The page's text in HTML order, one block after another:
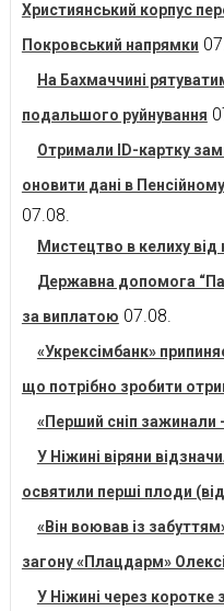
Християнський корпус
Покровський напрямки
На Бахмаччині
подальшого руйнування
Отримали ID-картку
оновити дані в
07.08.
Мистецтво в келиху
Державна допомога
за виплатою 07.08.
«Укрексімбанк»
що потрібно зробити
«Перший сніп зажинали
У Ніжині віряни
освятили перші плоди
«Він воював із
загону «Плацдарм»
У Ніжині через